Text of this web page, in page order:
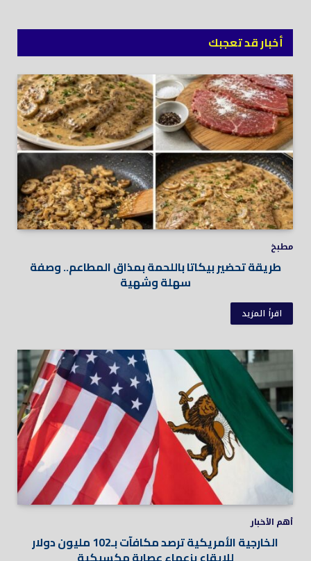
أخبار قد تعجبك
مطبخ
طريقة تحضير بيكاتا باللحمة بمذاق المطاعم.. وصفة
سهلة وشهية
اقرأ المزيد
أهم الأخبار
الخارجية الأمريكية ترصد مكافآت بـ102 مليون دولار